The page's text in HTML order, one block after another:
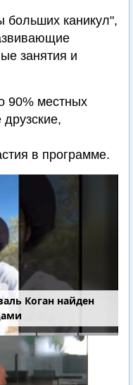
больших каникул",
занятия и
90% местных
в программе.
Коган найден